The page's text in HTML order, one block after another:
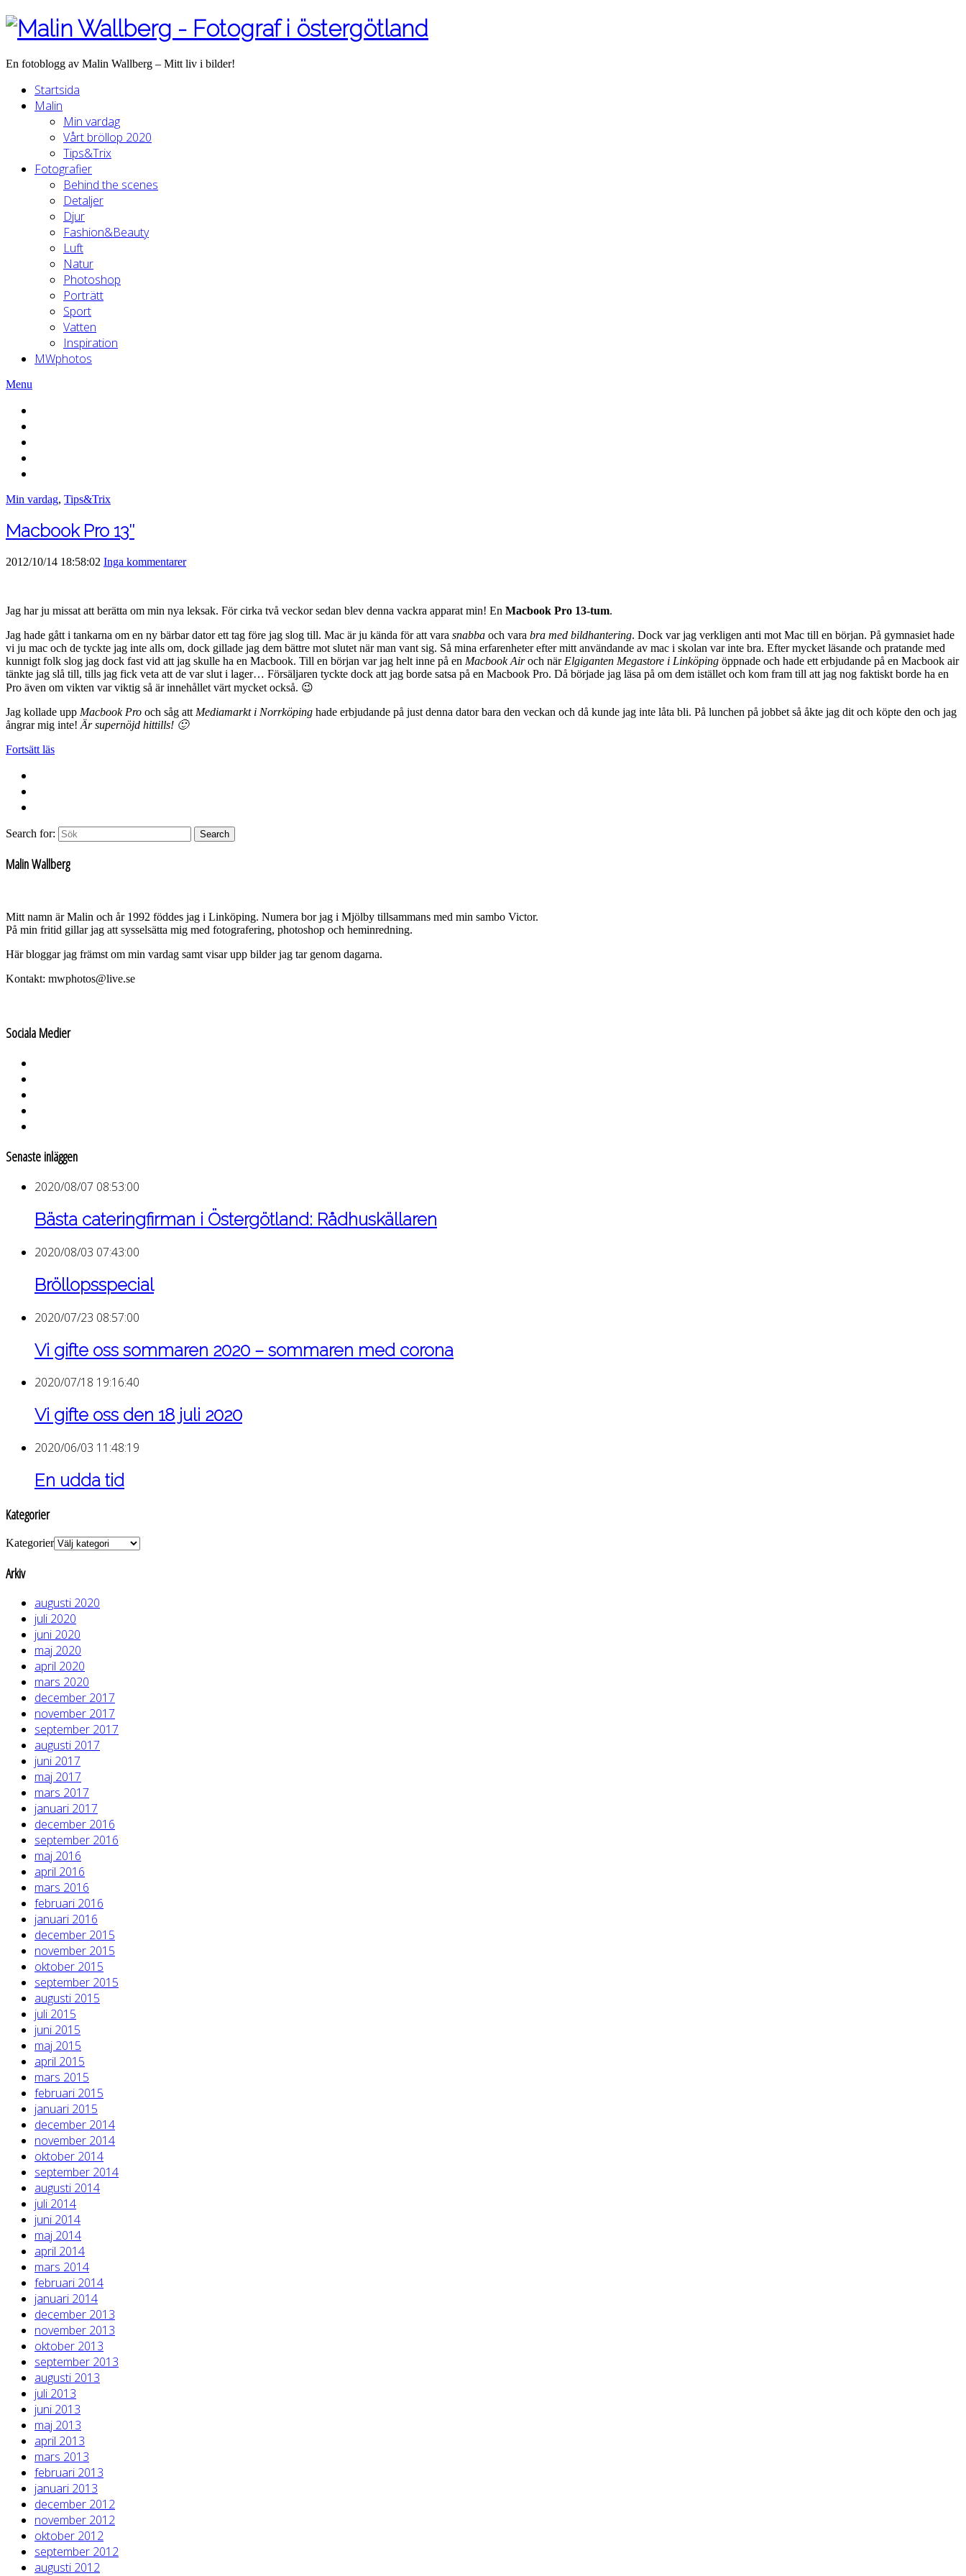
En fotoblogg av Malin Wallberg – Mitt liv i bilder!
Startsida
Malin
Min vardag
Vårt bröllop 2020
Tips&Trix
Fotografier
Behind the scenes
Detaljer
Djur
Fashion&Beauty
Luft
Natur
Photoshop
Porträtt
Sport
Vatten
Inspiration
MWphotos
Menu
Min vardag, Tips&Trix
Macbook Pro 13″
2012/10/14 18:58:02 Inga kommentarer
Jag har ju missat att berätta om min nya leksak. För cirka två veckor sedan blev denna vackra apparat min! En Macbook Pro 13-tum.
Jag hade gått i tankarna om en ny bärbar dator ett tag före jag slog till. Mac är ju kända för att vara snabba och vara bra med bildhantering. Dock var jag verkligen anti mot Mac till en början. På gymnasiet hade
vi ju mac och de tyckte jag inte alls om, dock gillade jag dem bättre mot slutet när man vant sig. Så mina erfarenheter efter mitt användande av mac i skolan var inte bra. Efter mycket läsande och pratande med
kunnigt folk slog jag dock fast vid att jag skulle ha en Macbook. Till en början var jag helt inne på en Macbook Airoch när Elgiganten Megastore i Linköping öppnade och hade ett erbjudande på en Macbook air
tänkte jag slå till, tills jag fick veta att de var slut i lager… Försäljaren tyckte dock att jag borde satsa på en Macbook Pro. Då började jag läsa på om dem istället och kom fram till att jag nog faktiskt borde ha en
Pro även om vikten var viktig så är innehållet värt mycket också. 😉
Jag kollade upp Macbook Pro och såg att Mediamarkt i Norrköping hade erbjudande på just denna dator bara den veckan och då kunde jag inte låta bli. På lunchen på jobbet så åkte jag dit och köpte den och jag
ångrar mig inte! Är supernöjd hittills! 🙂
Fortsätt läs
Search for: Search
Malin Wallberg
Mitt namn är Malin och år 1992 föddes jag i Linköping. Numera bor jag i Mjölby tillsammans med min sambo Victor.
På min fritid gillar jag att sysselsätta mig med fotografering, photoshop och heminredning.
Här bloggar jag främst om min vardag samt visar upp bilder jag tar genom dagarna.
Kontakt: mwphotos@live.se
Sociala Medier
Senaste inläggen
2020/08/07 08:53:00
Bästa cateringfirman i Östergötland: Rådhuskällaren
2020/08/03 07:43:00
Bröllopsspecial
2020/07/23 08:57:00
Vi gifte oss sommaren 2020 – sommaren med corona
2020/07/18 19:16:40
Vi gifte oss den 18 juli 2020
2020/06/03 11:48:19
En udda tid
Kategorier
Kategorier
Arkiv
augusti 2020
juli 2020
juni 2020
maj 2020
april 2020
mars 2020
december 2017
november 2017
september 2017
augusti 2017
juni 2017
maj 2017
mars 2017
januari 2017
december 2016
september 2016
maj 2016
april 2016
mars 2016
februari 2016
januari 2016
december 2015
november 2015
oktober 2015
september 2015
augusti 2015
juli 2015
juni 2015
maj 2015
april 2015
mars 2015
februari 2015
januari 2015
december 2014
november 2014
oktober 2014
september 2014
augusti 2014
juli 2014
juni 2014
maj 2014
april 2014
mars 2014
februari 2014
januari 2014
december 2013
november 2013
oktober 2013
september 2013
augusti 2013
juli 2013
juni 2013
maj 2013
april 2013
mars 2013
februari 2013
januari 2013
december 2012
november 2012
oktober 2012
september 2012
augusti 2012